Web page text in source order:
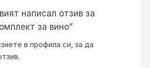
написал отзив за
за вино”
в профила си, за да